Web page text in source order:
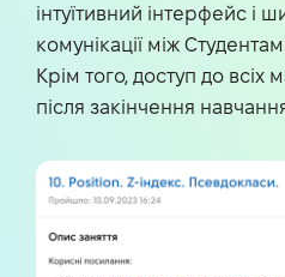
інтуїтивний інтерфейс і
комунікації між
Крім того, доступ до всіх
після закінчення